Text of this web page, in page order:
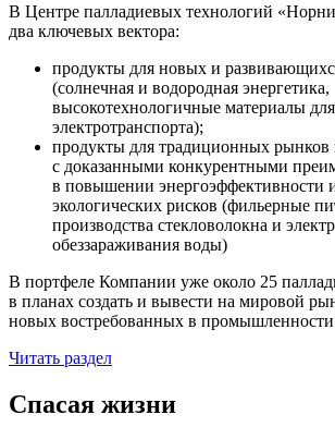
В Центре палладиевых технологий
два ключевых вектора:
продукты для новых и
(солнечная и водородная энергетика,
высокотехнологичные материалы
электротранспорта);
продукты для традиционных рынков
с доказанными конкурентными
в повышении энергоэффективности
экологических рисков (фильерные
производства стекловолокна и
обеззараживания воды)
В портфеле Компании уже около 25
в планах создать и вывести на мировой
новых востребованных в промышленности
Читать раздел
Спасая жизни